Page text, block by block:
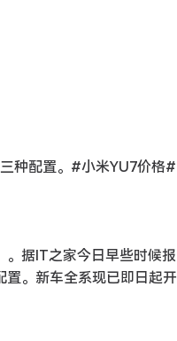
种配置。#小米YU7价格#
。据IT之家今日早些时候报
。新车全系现已即日起开